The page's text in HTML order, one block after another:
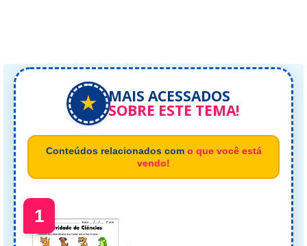
★ MAIS ACESSADOS
SOBRE ESTE TEMA!
Conteúdos relacionados com o que você está
vendo!
1